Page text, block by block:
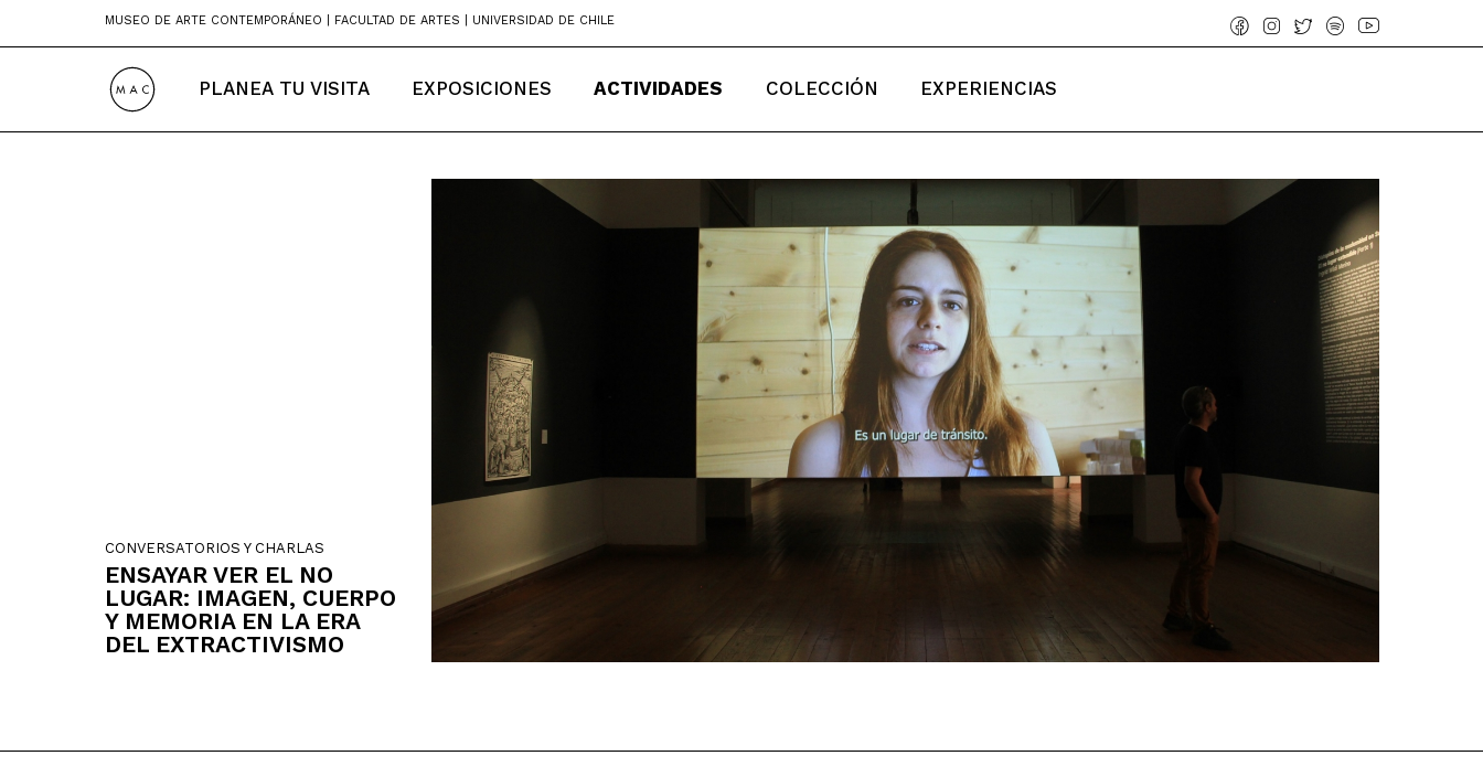
MUSEO DE ARTE CONTEMPORÁNEO | FACULTAD DE ARTES | UNIVERSIDAD DE CHILE
PLANEA TU VISITA EXPOSICIONES ACTIVIDADES COLECCIÓN EXPERIENCIAS
CONVERSATORIOS Y CHARLAS
ENSAYAR VER EL NO
LUGAR: IMAGEN, CUERPO
Y MEMORIA EN LA ERA
DEL EXTRACTIVISMO